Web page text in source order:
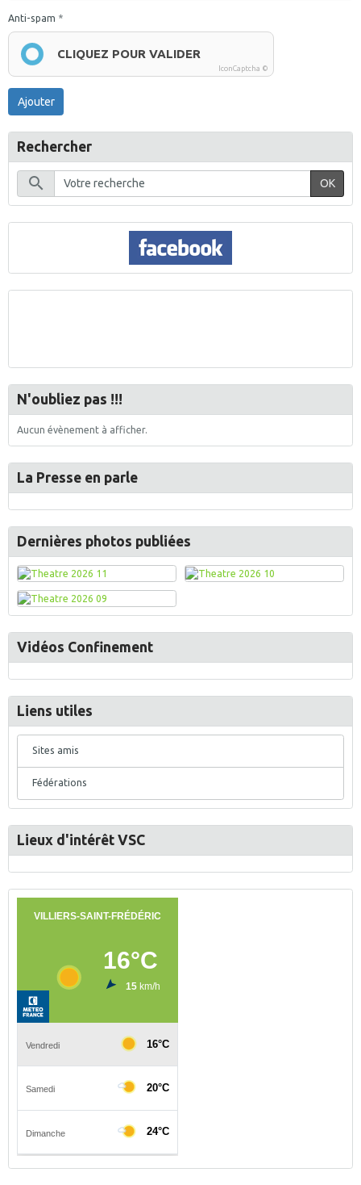
Anti-spam
CLIQUEZ POUR VALIDER
IconCaptcha ©
Ajouter
Rechercher
OK
N'oubliez pas !!!
Aucun évènement à afficher.
La Presse en parle
Dernières photos publiées
Vidéos Confinement
Liens utiles
Sites amis
Fédérations
Lieux d'intérêt VSC